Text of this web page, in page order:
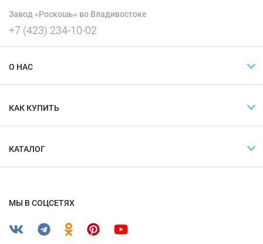
Завод «Роскошь» во Владивостоке
+7 (423) 234-10-02
О НАС
КАК КУПИТЬ
КАТАЛОГ
МЫ В СОЦСЕТЯХ